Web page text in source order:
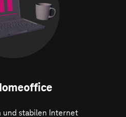
und stabilen Internet